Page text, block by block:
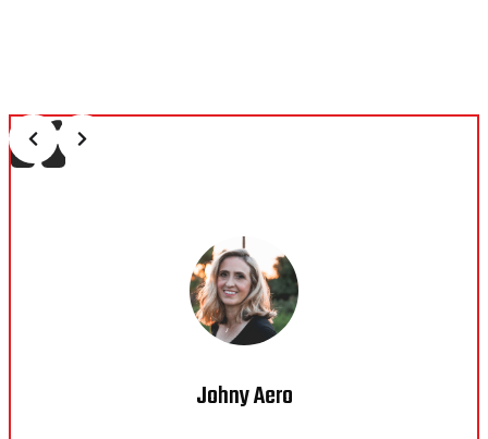
Johny Aero